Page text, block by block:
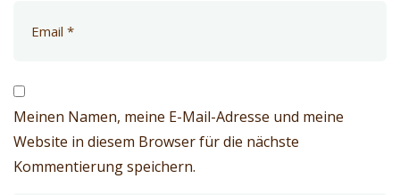
Meinen Namen, meine E-Mail-Adresse und meine
Website in diesem Browser für die nächste
Kommentierung speichern.